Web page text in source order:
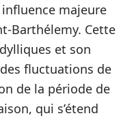
majeure
Barthélemy. Cette
et son
fluctuations de
de la période de
qui s’étend